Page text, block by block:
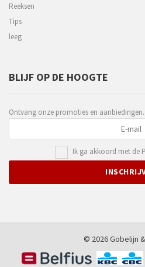
Reeksen
Tips
leeg
BLIJF OP DE HOOGTE
Ontvang onze promoties en aanbiedingen.
Ik ga akkoord met de
© 2026 Gobelijn &